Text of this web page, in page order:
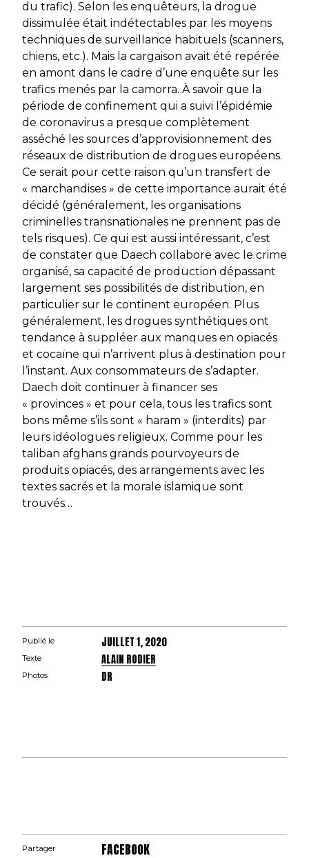
du trafic). Selon les enquêteurs, la drogue
dissimulée était indétectables par les moyens
techniques de surveillance habituels (scanners,
chiens, etc.). Mais la cargaison avait été repérée
en amont dans le cadre d’une enquête sur les
trafics menés par la camorra. À savoir que la
période de confinement qui a suivi l’épidémie
de coronavirus a presque complètement
asséché les sources d’approvisionnement des
réseaux de distribution de drogues européens.
Ce serait pour cette raison qu’un transfert de
« marchandises » de cette importance aurait été
décidé (généralement, les organisations
criminelles transnationales ne prennent pas de
tels risques). Ce qui est aussi intéressant, c’est
de constater que Daech collabore avec le crime
organisé, sa capacité de production dépassant
largement ses possibilités de distribution, en
particulier sur le continent européen. Plus
généralement, les drogues synthétiques ont
tendance à suppléer aux manques en opiacés
et cocaïne qui n’arrivent plus à destination pour
l’instant. Aux consommateurs de s’adapter.
Daech doit continuer à financer ses
« provinces » et pour cela, tous les trafics sont
bons même s’ils sont « haram » (interdits) par
leurs idéologues religieux. Comme pour les
taliban afghans grands pourvoyeurs de
produits opiacés, des arrangements avec les
textes sacrés et la morale islamique sont
trouvés…
Publié le JUILLET 1, 2020
Texte ALAIN RODIER
Photos DR
Partager FACEBOOK